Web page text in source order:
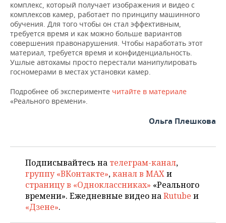
комплекс, который получает изображения и видео с
комплексов камер, работает по принципу машинного
обучения. Для того чтобы он стал эффективным,
требуется время и как можно больше вариантов
совершения правонарушения. Чтобы наработать этот
материал, требуется время и конфиденциальность.
Ушлые автохамы просто перестали манипулировать
госномерами в местах установки камер.
Подробнее об эксперименте читайте в материале
«Реального времени».
Ольга Плешкова
Подписывайтесь на телеграм-канал,
группу «ВКонтакте»,канал в MAXи
страницу в «Одноклассниках» «Реального
времени». Ежедневные видео наRutube и
«Дзене».